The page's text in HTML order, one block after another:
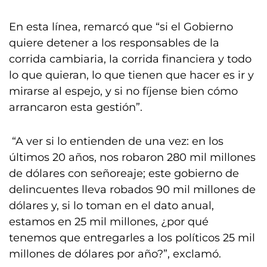
En esta línea, remarcó que “si el Gobierno
quiere detener a los responsables de la
corrida cambiaria, la corrida financiera y todo
lo que quieran, lo que tienen que hacer es ir y
mirarse al espejo, y si no fíjense bien cómo
arrancaron esta gestión”.
“A ver si lo entienden de una vez: en los
últimos 20 años, nos robaron 280 mil millones
de dólares con señoreaje; este gobierno de
delincuentes lleva robados 90 mil millones de
dólares y, si lo toman en el dato anual,
estamos en 25 mil millones, ¿por qué
tenemos que entregarles a los políticos 25 mil
millones de dólares por año?”, exclamó.